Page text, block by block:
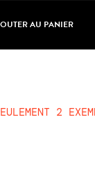
AU PANIER
2